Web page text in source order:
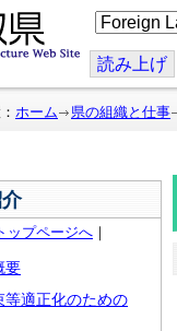
こ
の
ジ
を
翻
読み上げ
ホーム 県の組織と仕事
ップページへ ｜
要
等適正化のための